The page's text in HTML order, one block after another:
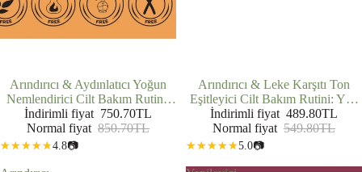
İNDIRIMDE
Arındırıcı & Aydınlatıcı Yoğun
Nemlendirici Cilt Bakım Rutini:
Yüz Temizleme Jeli (200 ml) +
Hyalüronik Asit Serum (30 ml) +
C Vitamini Serumu (30 ml)
İndirimli fiyat 750.70TL
Normal fiyat 850.70TL
4.8📷
İNDIRIMDE
Arındırıcı & Leke Karşıtı Ton
Eşitleyici Cilt Bakım Rutini: Yüz
Temizleme Jeli (200 ml) + Leke
Karşıtı Bakım Serumu (30 ml)
İndirimli fiyat 489.80TL
Normal fiyat 549.80TL
5.0📷